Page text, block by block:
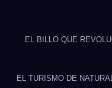
EL BILLO QUE
EL TURISMO DE